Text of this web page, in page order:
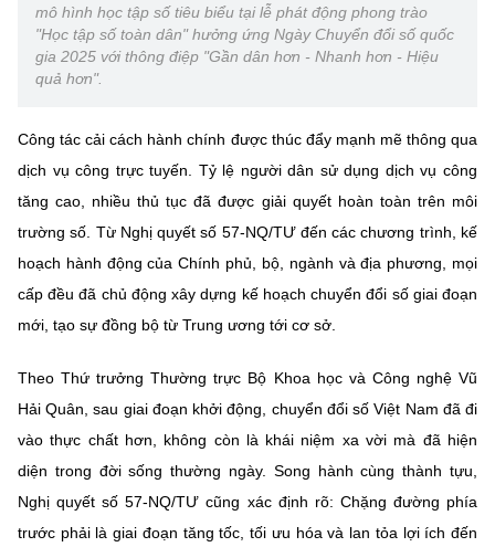
mô hình học tập số tiêu biểu tại lễ phát động phong trào
"Học tập số toàn dân" hưởng ứng Ngày Chuyển đổi số quốc
gia 2025 với thông điệp "Gần dân hơn - Nhanh hơn - Hiệu
quả hơn".
Công tác cải cách hành chính được thúc đẩy mạnh mẽ thông qua
dịch vụ công trực tuyến. Tỷ lệ người dân sử dụng dịch vụ công
tăng cao, nhiều thủ tục đã được giải quyết hoàn toàn trên môi
trường số. Từ Nghị quyết số 57-NQ/TƯ đến các chương trình, kế
hoạch hành động của Chính phủ, bộ, ngành và địa phương, mọi
cấp đều đã chủ động xây dựng kế hoạch chuyển đổi số giai đoạn
mới, tạo sự đồng bộ từ Trung ương tới cơ sở.
Theo Thứ trưởng Thường trực Bộ Khoa học và Công nghệ Vũ
Hải Quân, sau giai đoạn khởi động, chuyển đổi số Việt Nam đã đi
vào thực chất hơn, không còn là khái niệm xa vời mà đã hiện
diện trong đời sống thường ngày. Song hành cùng thành tựu,
Nghị quyết số 57-NQ/TƯ cũng xác định rõ: Chặng đường phía
trước phải là giai đoạn tăng tốc, tối ưu hóa và lan tỏa lợi ích đến